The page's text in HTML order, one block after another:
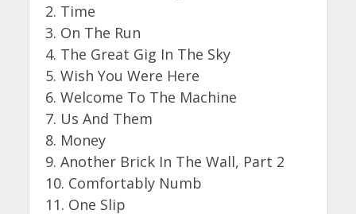
2. Time
3. On The Run
4. The Great Gig In The Sky
5. Wish You Were Here
6. Welcome To The Machine
7. Us And Them
8. Money
9. Another Brick In The Wall, Part 2
10. Comfortably Numb
11. One Slip